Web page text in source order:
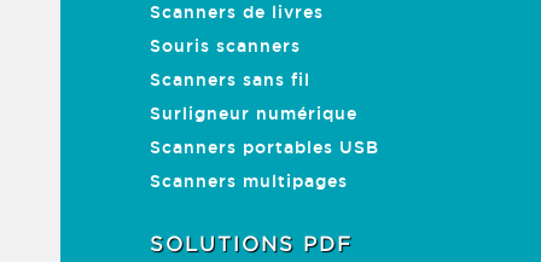
Scanners de livres
Souris scanners
Scanners sans fil
Surligneur numérique
Scanners portables USB
Scanners multipages
SOLUTIONS PDF